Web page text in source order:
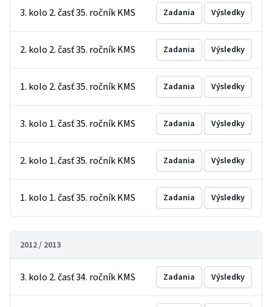
3. kolo 2. časť 35. ročník KMS Zadania Výsledky
2. kolo 2. časť 35. ročník KMS Zadania Výsledky
1. kolo 2. časť 35. ročník KMS Zadania Výsledky
3. kolo 1. časť 35. ročník KMS Zadania Výsledky
2. kolo 1. časť 35. ročník KMS Zadania Výsledky
1. kolo 1. časť 35. ročník KMS Zadania Výsledky
2012 / 2013
3. kolo 2. časť 34. ročník KMS Zadania Výsledky